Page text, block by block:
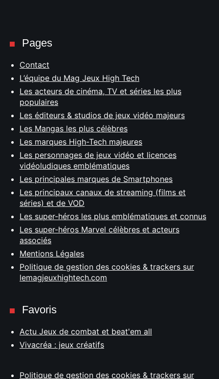
Pages
Contact
L’équipe du Mag Jeux High Tech
Les acteurs de cinéma, TV et séries les plus
populaires
Les éditeurs & studios de jeux vidéo majeurs
Les Mangas les plus célèbres
Les marques High-Tech majeures
Les personnages de jeux vidéo et licences
vidéoludiques emblématiques
Les principales marques de Smartphones
Les principaux canaux de streaming (films et
séries) et de VOD
Les super-héros les plus emblématiques et connus
Les super-héros Marvel célèbres et acteurs
associés
Mentions Légales
Politique de gestion des cookies & trackers sur
lemagjeuxhightech.com
Favoris
Actu Jeux de combat et beat'em all
Vivacréa : jeux créatifs
Politique de gestion des cookies & trackers sur